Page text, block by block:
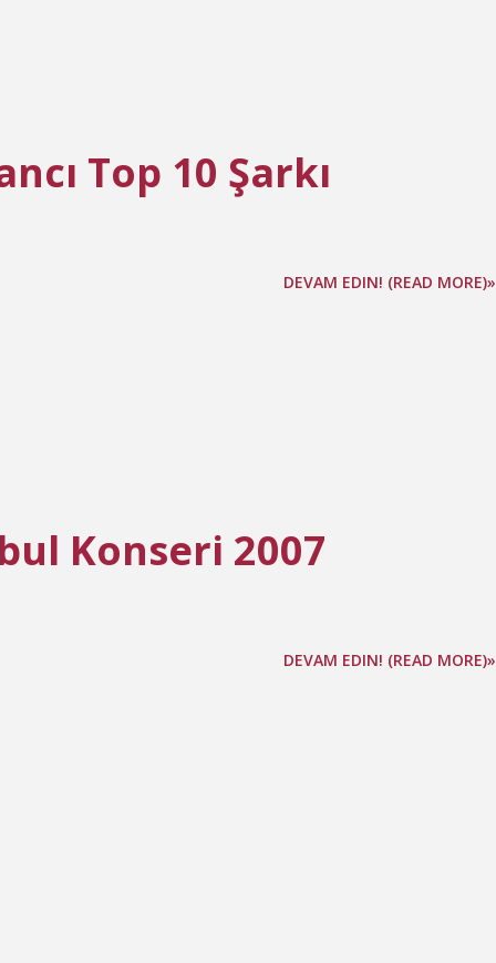
Top 10 Şarkı
DEVAM EDIN! (READ MORE)»
Konseri 2007
DEVAM EDIN! (READ MORE)»